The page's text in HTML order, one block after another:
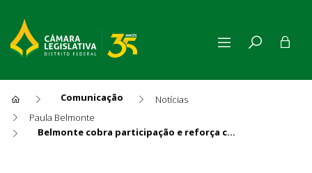
Comunicação
Notícias
Paula Belmonte
Belmonte cobra participação e reforça compromisso de investigar responsáveis por danos ambientais